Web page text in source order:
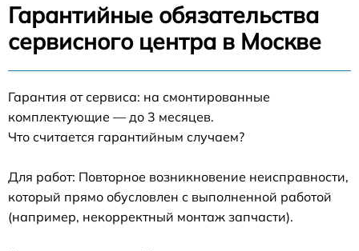
Гарантийные обязательства
сервисного центра в Москве
Гарантия от сервиса: на смонтированные
комплектующие — до 3 месяцев.
Что считается гарантийным случаем?
Для работ: Повторное возникновение неисправности,
который прямо обусловлен с выполненной работой
(например, некорректный монтаж запчасти).